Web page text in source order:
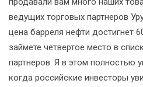
ведущих торговых партнеров
цена барреля нефти достигнет
займете четвертое место в
партнеров. Я в этом полностью
когда российские инвесторы